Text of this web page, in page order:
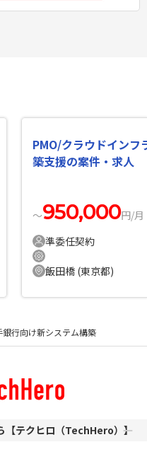
PMO/クラウドインフ
築支援の案件・求人
〜950,000円/月
準委任契約
飯田橋 (東京都)
行向け新システム構築
【テクヒロ（TechHero）】